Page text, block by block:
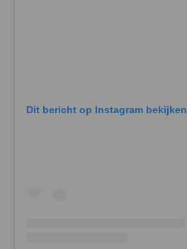
Dit bericht op Instagram bekijken